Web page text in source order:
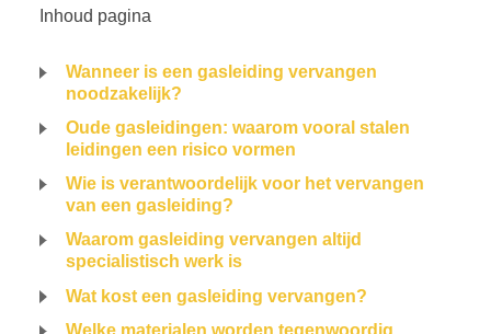
Inhoud pagina
Wanneer is een gasleiding vervangen
noodzakelijk?
Oude gasleidingen: waarom vooral stalen
leidingen een risico vormen
Wie is verantwoordelijk voor het vervangen
van een gasleiding?
Waarom gasleiding vervangen altijd
specialistisch werk is
Wat kost een gasleiding vervangen?
Welke materialen worden tegenwoordig